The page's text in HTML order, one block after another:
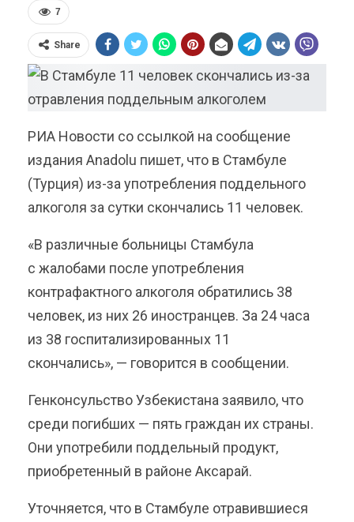
7
Share
РИА Новости со ссылкой на сообщение
издания Anadolu пишет, что в Стамбуле
(Турция) из-за употребления поддельного
алкоголя за сутки скончались 11 человек.
«В различные больницы Стамбула
с жалобами после употребления
контрафактного алкоголя обратились 38
человек, из них 26 иностранцев. За 24 часа
из 38 госпитализированных 11
скончались», — говорится в сообщении.
Генконсульство Узбекистана заявило, что
среди погибших — пять граждан их страны.
Они употребили поддельный продукт,
приобретенный в районе Аксарай.
Уточняется, что в Стамбуле отравившиеся